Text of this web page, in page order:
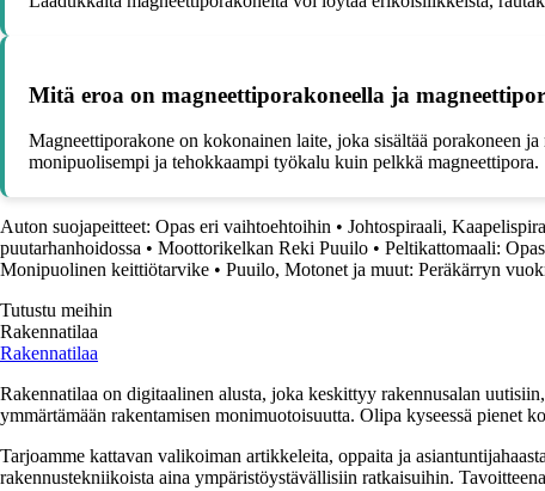
Mitä eroa on magneettiporakoneella ja
Magneettiporakone on kokonainen laite, joka sisältää porakoneen
monipuolisempi ja tehokkaampi työkalu kuin pelkkä magneettipora.
Auton suojapeitteet: Opas eri vaihtoehtoihin • Johtospiraali,
puutarhanhoidossa • Moottorikelkan Reki Puuilo • Peltikattomaali:
Monipuolinen keittiötarvike • Puuilo, Motonet ja muut: Peräkärryn
Tutustu meihin
Rakennatilaa
Rakennatilaa
Rakennatilaa on digitaalinen alusta, joka keskittyy rakennusalan
ymmärtämään rakentamisen monimuotoisuutta. Olipa kyseessä pienet
Tarjoamme kattavan valikoiman artikkeleita, oppaita ja
rakennustekniikoista aina ympäristöystävällisiin ratkaisuihin.